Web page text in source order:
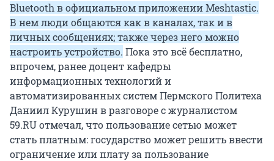
Bluetooth в официальном приложении Meshtastic.
В нем люди общаются как в каналах, так и в
личных сообщениях; также через него можно
настроить устройство. Пока это всё бесплатно,
впрочем, ранее доцент кафедры
информационных технологий и
автоматизированных систем Пермского Политеха
Даниил Курушин в разговоре с журналистом
59.RU отмечал, что пользование сетью может
стать платным: государство может решить ввести
ограничение или плату за пользование